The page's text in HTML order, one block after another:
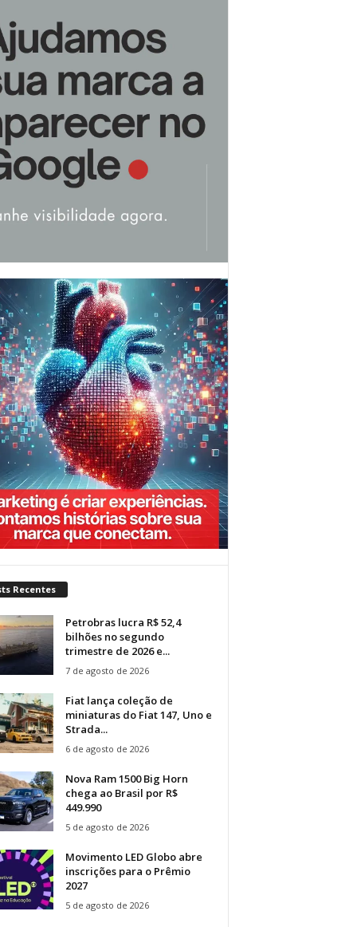
Recentes
Petrobras lucra R$ 52,4
bilhões no segundo
trimestre de 2026 e...
7 de agosto de 2026
Fiat lança coleção de
miniaturas do Fiat 147, Uno e
Strada...
6 de agosto de 2026
Nova Ram 1500 Big Horn
chega ao Brasil por R$
449.990
5 de agosto de 2026
Movimento LED Globo abre
inscrições para o Prêmio
2027
5 de agosto de 2026